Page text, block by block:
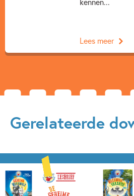
Lees meer
Gerelateerde